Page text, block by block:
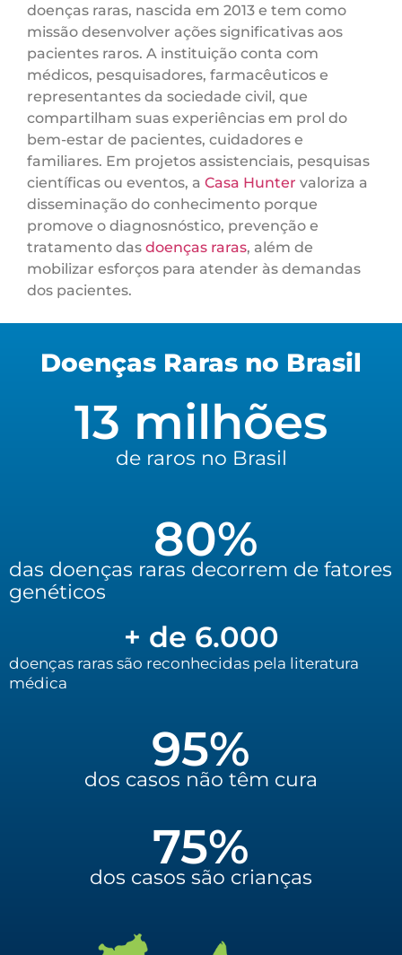
doenças raras, nascida em 2013 e tem como
missão desenvolver ações significativas aos
pacientes raros. A instituição conta com
médicos, pesquisadores, farmacêuticos e
representantes da sociedade civil, que
compartilham suas experiências em prol do
bem-estar de pacientes, cuidadores e
familiares. Em projetos assistenciais, pesquisas
científicas ou eventos, a Casa Hunter valoriza a
disseminação do conhecimento porque
promove o diagnosnóstico, prevenção e
tratamento das doenças raras, além de
mobilizar esforços para atender às demandas
dos pacientes.
Doenças Raras no Brasil
de raros no Brasil
13 milhões
das doenças raras decorrem de fatores
genéticos
80%
doenças raras são reconhecidas pela literatura
médica
+ de 6.000
dos casos não têm cura
95%
dos casos são crianças
75%